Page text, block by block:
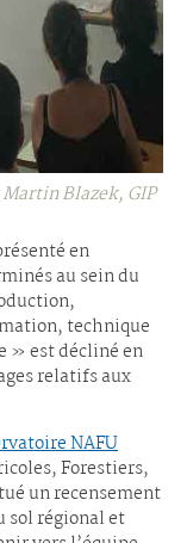
Blazek, GIP
en
au sein du
technique
» est décliné en
relatifs aux
NAFU
Forestiers,
un recensement
sol régional et